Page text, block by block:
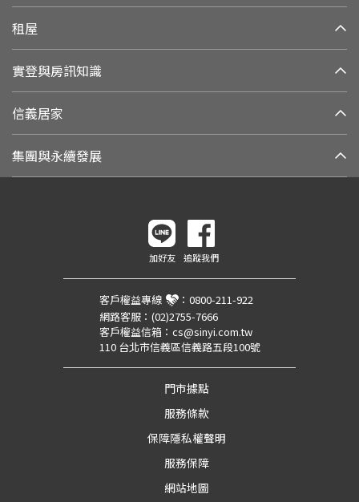
租屋
實登與房訊知識
信義居家
集團與永續發展
加好友 追蹤我們
客戶權益專線 ： 0800-211-922
網路客服： (02)2755-7666
客戶權益信箱： cs@sinyi.com.tw
110 台北市信義區信義路五段100號
門市據點
服務條款
保障隱私權聲明
服務保障
網站地圖